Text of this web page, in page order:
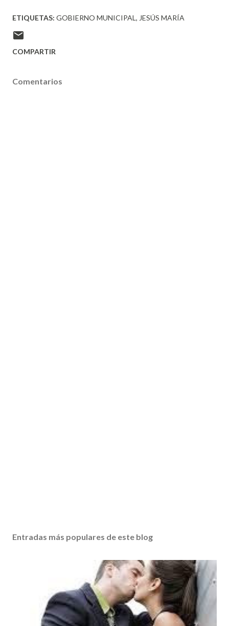
ETIQUETAS: GOBIERNO MUNICIPAL JESÚS MARÍA
COMPARTIR
Comentarios
Entradas más populares de este blog